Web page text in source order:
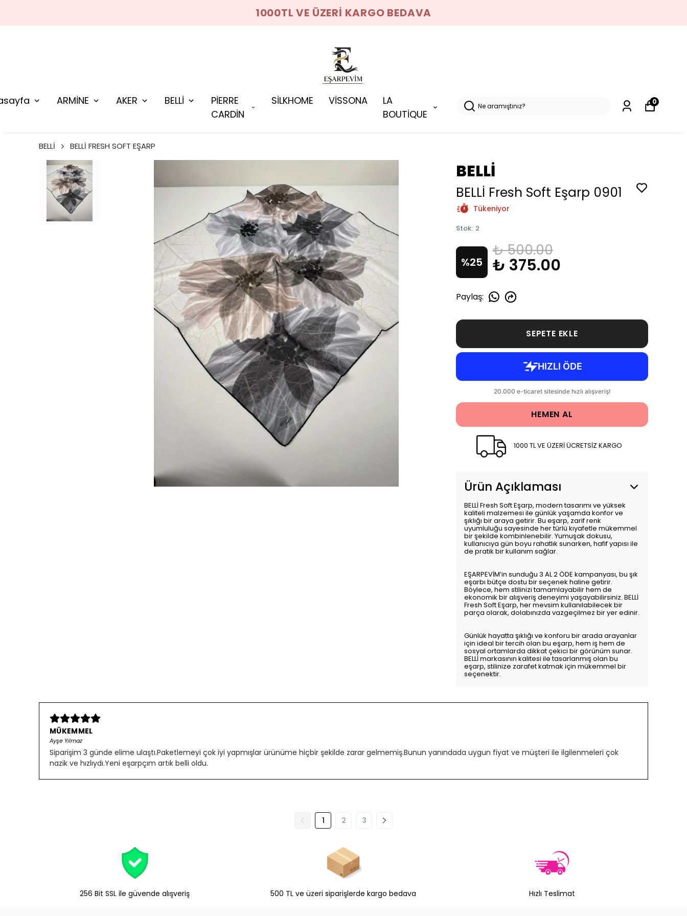
1000TL VE ÜZERİ KARGO BEDAVA
ARMİNE AKER BELLİ
PİERRE
CARDİN
SİLKHOME VİSSONA
LA
BOUTİQUE
0
BELLİ BELLİ FRESH SOFT EŞARP
BELLİ
BELLİ Fresh Soft Eşarp 0901
Tükeniyor
Stok: 2
%25
₺ 500.00
₺ 375.00
Paylaş:
SEPETE EKLE
HEMEN AL
1000 TL VE ÜZERİ ÜCRETSİZ KARGO
Ürün Açıklaması
BELLİ Fresh Soft Eşarp, modern tasarımı ve yüksek
kaliteli malzemesi ile günlük yaşamda konfor ve
şıklığı bir araya getirir. Bu eşarp, zarif renk
uyumluluğu sayesinde her türlü kıyafetle mükemmel
bir şekilde kombinlenebilir. Yumuşak dokusu,
kullanıcıya gün boyu rahatlık sunarken, hafif yapısı ile
de pratik bir kullanım sağlar.
EŞARPEVİM’in sunduğu 3 AL 2 ÖDE kampanyası, bu şık
eşarbı bütçe dostu bir seçenek haline getirir.
Böylece, hem stilinizi tamamlayabilir hem de
ekonomik bir alışveriş deneyimi yaşayabilirsiniz. BELLİ
Fresh Soft Eşarp, her mevsim kullanılabilecek bir
parça olarak, dolabınızda vazgeçilmez bir yer edinir.
Günlük hayatta şıklığı ve konforu bir arada arayanlar
için ideal bir tercih olan bu eşarp, hem iş hem de
sosyal ortamlarda dikkat çekici bir görünüm sunar.
BELLİ markasının kalitesi ile tasarlanmış olan bu
eşarp, stilinize zarafet katmak için mükemmel bir
seçenektir.
MÜKEMMEL
Ayşe Yılmaz
Siparişim 3 günde elime ulaştı.Paketlemeyi çok iyi yapmışlar ürünüme hiçbir şekilde zarar gelmemiş.Bunun yanındada uygun fiyat ve müşteri ile ilgilenmeleri çok
nazik ve hızlıydı.Yeni eşarpçım artık belli oldu.
1 2 3
256 Bit SSL ile güvende alışveriş 500 TL ve üzeri siparişlerde kargo bedava Hızlı Teslimat